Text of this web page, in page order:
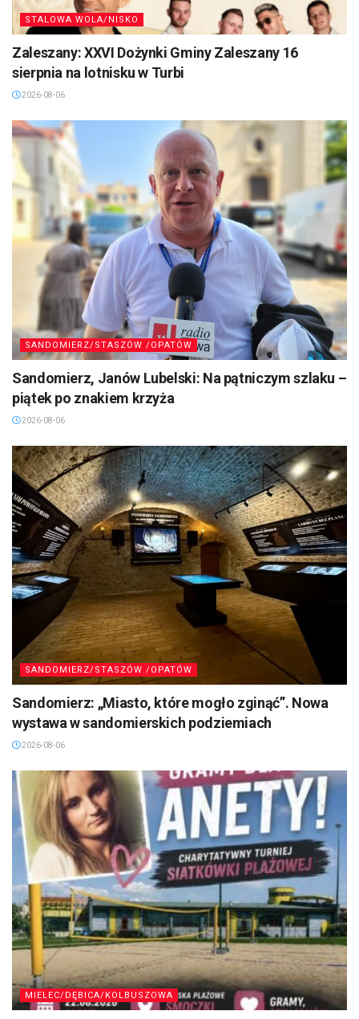
STALOWA WOLA/NISKO
Zaleszany: XXVI Dożynki Gminy Zaleszany 16
sierpnia na lotnisku w Turbi
2026-08-06
SANDOMIERZ/STASZÓW /OPATÓW
Sandomierz, Janów Lubelski: Na pątniczym szlaku –
piątek po znakiem krzyża
2026-08-06
SANDOMIERZ/STASZÓW /OPATÓW
Sandomierz: „Miasto, które mogło zginąć”. Nowa
wystawa w sandomierskich podziemiach
2026-08-06
MIELEC/DĘBICA/KOLBUSZOWA